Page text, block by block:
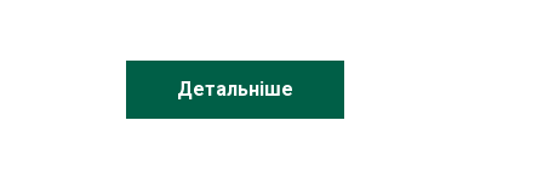
Детальніше